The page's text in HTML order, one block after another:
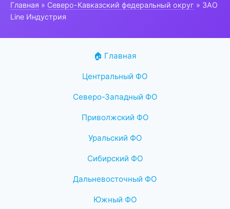
Главная » Северо-Кавказский федеральный округ » ЗАО
Line Индустрия
🏠 Главная
Центральный ФО
Северо-Западный ФО
Приволжский ФО
Уральский ФО
Сибирский ФО
Дальневосточный ФО
Южный ФО